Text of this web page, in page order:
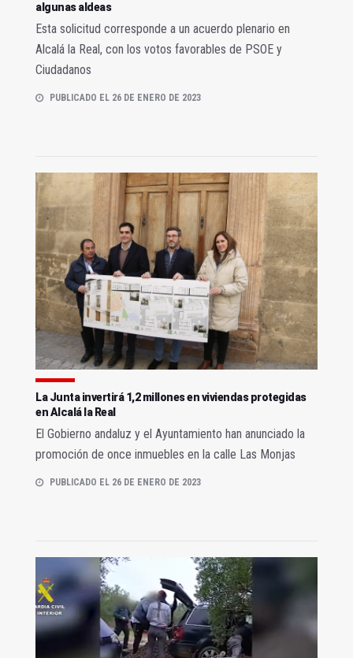
algunas aldeas
Esta solicitud corresponde a un acuerdo plenario en
Alcalá la Real, con los votos favorables de PSOE y
Ciudadanos
PUBLICADO EL 26 DE ENERO DE 2023
La Junta invertirá 1,2 millones en viviendas protegidas
en Alcalá la Real
El Gobierno andaluz y el Ayuntamiento han anunciado la
promoción de once inmuebles en la calle Las Monjas
PUBLICADO EL 26 DE ENERO DE 2023